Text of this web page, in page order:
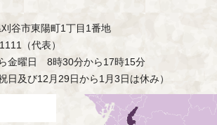
谷市東陽町1丁目1番地
（代表）
金曜日 8時30分から17時15分
日及び12月29日から1月3日は休み）